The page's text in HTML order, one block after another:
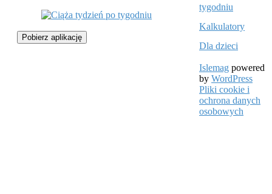
Pobierz aplikację
tygodniu
Kalkulatory
Dla dzieci
Islemag powered
by WordPress
Pliki cookie i
ochrona danych
osobowych